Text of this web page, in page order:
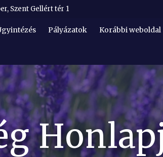
Szent Gellért tér 1
Pályázatok Korábbi weboldal